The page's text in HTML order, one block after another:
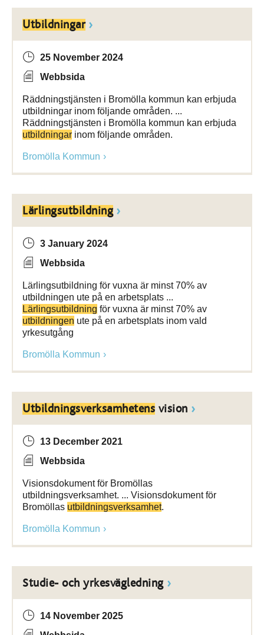
Utbildningar
25 November 2024
Webbsida
Räddningstjänsten i Bromölla kommun kan erbjuda
utbildningar inom följande områden. ...
Räddningstjänsten i Bromölla kommun kan erbjuda
utbildningar inom följande områden.
Bromölla Kommun
Lärlingsutbildning
3 January 2024
Webbsida
Lärlingsutbildning för vuxna är minst 70% av
utbildningen ute på en arbetsplats ...
Lärlingsutbildning för vuxna är minst 70% av
utbildningen ute på en arbetsplats inom vald
yrkesutgång
Bromölla Kommun
Utbildningsverksamhetens vision
13 December 2021
Webbsida
Visionsdokument för Bromöllas
utbildningsverksamhet. ... Visionsdokument för
Bromöllas utbildningsverksamhet.
Bromölla Kommun
Studie- och yrkesvägledning
14 November 2025